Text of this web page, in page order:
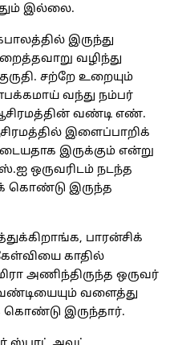
இல்லை.
இருந்து
வழிந்து
சற்றே உறையும்
வந்து நம்பர்
வண்டி எண்.
இளைப்பாறிக்
இருக்கும் என்று
ஒருவரிடம் நடந்த
கொண்டு இருந்த
பாரன்சிக்
காதில்
அணிந்திருந்த ஒருவர்
வளைத்து
கொண்டு இருந்தார்.